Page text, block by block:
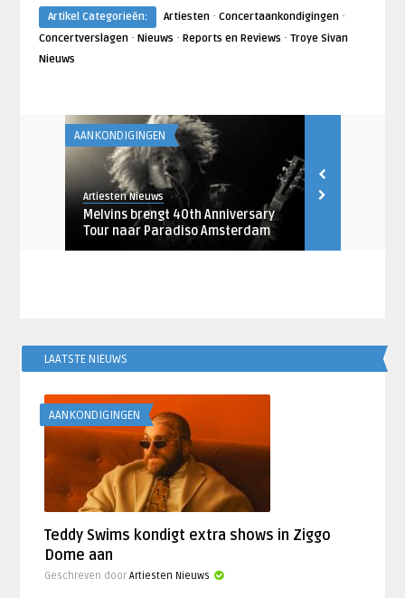
Artikel Categorieën:
Artiesten· Concertaankondigingen·
Concertverslagen· Nieuws · Reports en Reviews · Troye Sivan
Nieuws
AANKONDIGINGEN
Artiesten Nieuws
Melvins brengt 40th Anniversary
Tour naar Paradiso Amsterdam
LAATSTE NIEUWS
AANKONDIGINGEN
Teddy Swims kondigt extra shows in Ziggo
Dome aan
Geschreven doorArtiesten Nieuws